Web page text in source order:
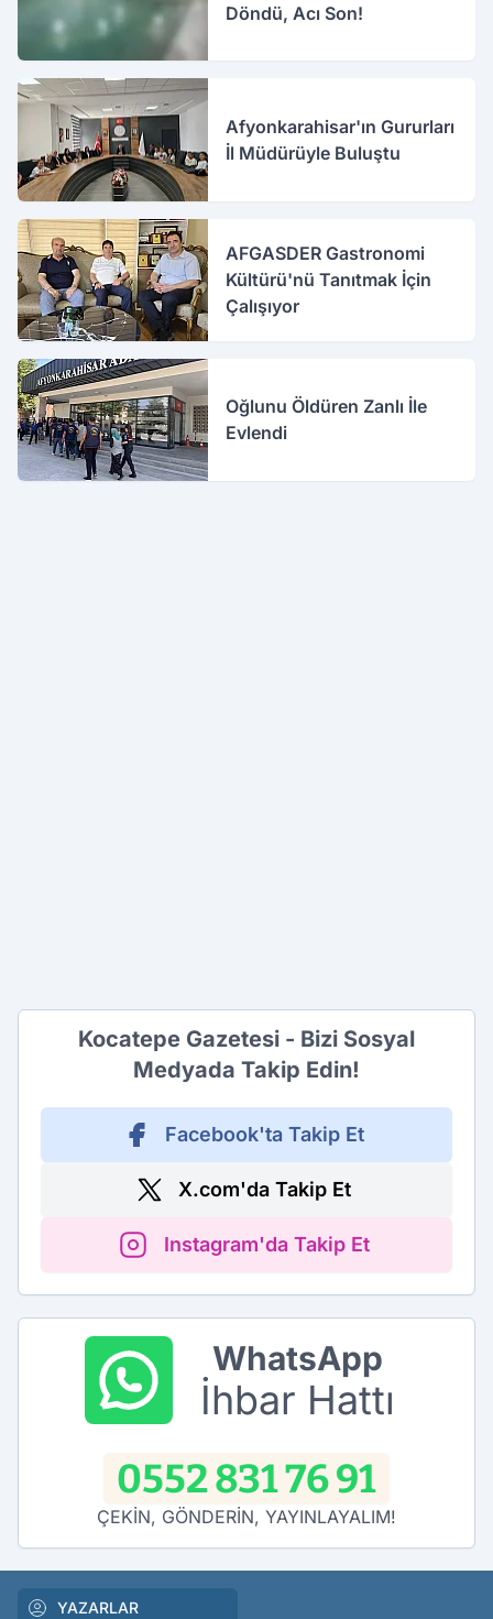
Döndü, Acı Son!
Afyonkarahisar'ın Gururları
İl Müdürüyle Buluştu
AFGASDER Gastronomi
Kültürü'nü Tanıtmak İçin
Çalışıyor
Oğlunu Öldüren Zanlı İle
Evlendi
Kocatepe Gazetesi - Bizi Sosyal
Medyada Takip Edin!
Facebook'ta Takip Et
X.com'da Takip Et
Instagram'da Takip Et
WhatsApp
İhbar Hattı
0552 831 76 91
ÇEKİN, GÖNDERİN, YAYINLAYALIM!
YAZARLAR